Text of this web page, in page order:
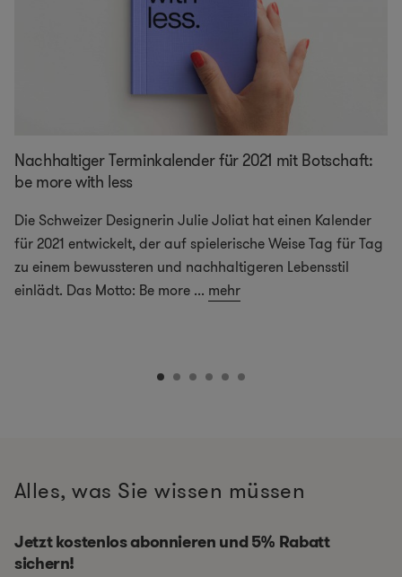
Nachhaltiger Terminkalender für 2021 mit Botschaft:
be more with less
Die Schweizer Designerin Julie Joliat hat einen Kalender
für 2021 entwickelt, der auf spielerische Weise Tag für Tag
zu einem bewussteren und nachhaltigeren Lebensstil
einlädt. Das Motto: Be more ... mehr
Alles, was Sie wissen müssen
Jetzt kostenlos abonnieren und 5% Rabatt
sichern!